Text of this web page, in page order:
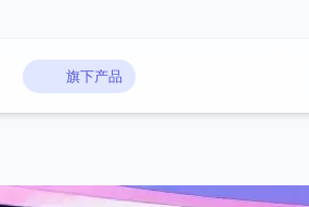
旗下产品